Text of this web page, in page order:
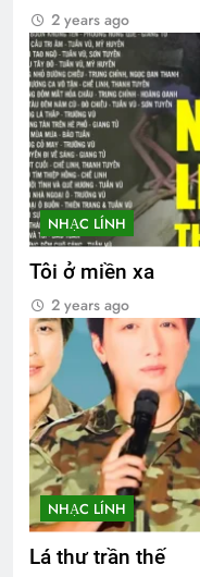
2 years ago
NHẠC LÍNH
Tôi ở miền xa
2 years ago
NHẠC LÍNH
Lá thư trần thế